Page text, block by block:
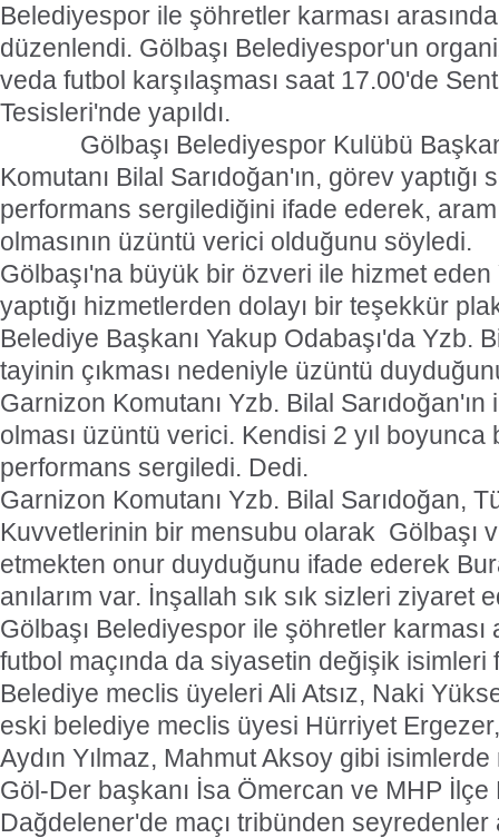
Belediyespor ile şöhretler karması
düzenlendi. Gölbaşı Belediyespor'un
veda futbol karşılaşması saat 17.00'de
Tesisleri'nde yapıldı.
Gölbaşı Belediyespor Kulübü
Komutanı Bilal Sarıdoğan'ın, görev yaptığı
performans sergilediğini ifade ederek,
olmasının üzüntü verici olduğunu söyledi.
Gölbaşı'na büyük bir özveri ile hizmet eden
yaptığı hizmetlerden dolayı bir teşekkür
Belediye Başkanı Yakup Odabaşı'da Yzb.
tayinin çıkması nedeniyle üzüntü
Garnizon Komutanı Yzb. Bilal
olması üzüntü verici. Kendisi 2 yıl boyunca
performans sergiledi. Dedi.
Garnizon Komutanı Yzb. Bilal Sarıdoğan,
Kuvvetlerinin bir mensubu olarak Gölbaşı
etmekten onur duyduğunu ifade ederek
anılarım var. İnşallah sık sık sizleri ziyaret
Gölbaşı Belediyespor ile şöhretler karması
futbol maçında da siyasetin değişik isimleri
Belediye meclis üyeleri Ali Atsız, Naki
eski belediye meclis üyesi Hürriyet
Aydın Yılmaz, Mahmut Aksoy gibi
Göl-Der başkanı İsa Ömercan ve MHP İlçe
Dağdelener'de maçı tribünden seyredenler